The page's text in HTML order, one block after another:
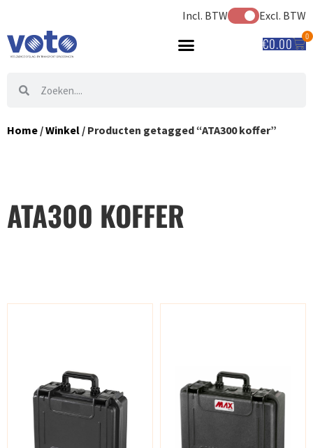
Incl. BTW Excl. BTW
€0.00 0
Home /Winkel / Producten getagged “ATA300 koffer”
ATA300 KOFFER